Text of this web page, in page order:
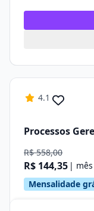
4.1
Processos
R$ 558,00
R$ 144,35 | mês
Mensalidade